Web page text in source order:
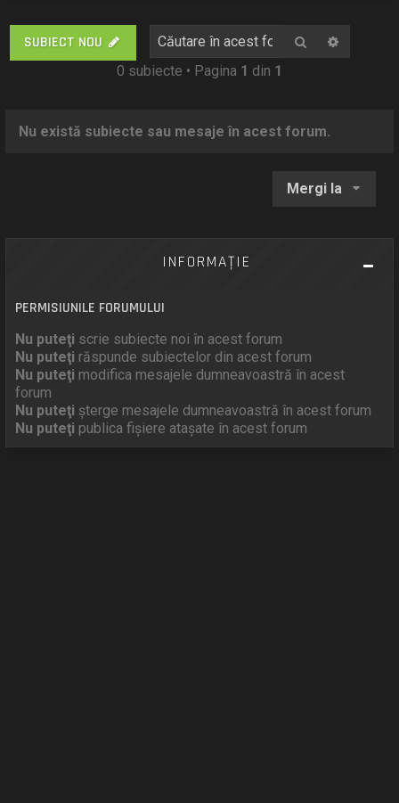
SUBIECT NOU Căutare
0 subiecte • Pagina 1 din 1
Nu există subiecte sau mesaje în acest forum.
Mergi la
INFORMAŢIE
PERMISIUNILE FORUMULUI
Nu puteţi scrie subiecte noi în acest forum
Nu puteţi răspunde subiectelor din acest forum
Nu puteţi modifica mesajele dumneavoastră în acest
forum
Nu puteţi şterge mesajele dumneavoastră în acest forum
Nu puteţi publica fişiere ataşate în acest forum